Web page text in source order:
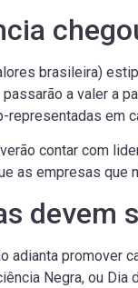
brasileira)
a valer a
representadas em
contar com
as empresas que
devem
adianta promover
Negra, ou